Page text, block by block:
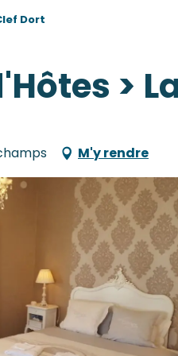
Dort
>
M'y rendre